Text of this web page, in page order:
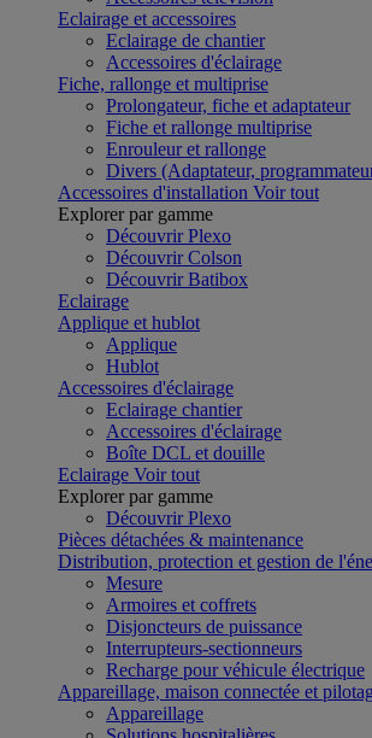
Eclairage et accessoires
Eclairage de chantier
Accessoires d'éclairage
Fiche, rallonge et multiprise
Prolongateur, fiche et adaptateur
Fiche et rallonge multiprise
Enrouleur et rallonge
Divers (Adaptateur,
Accessoires d'installation Voir tout
Explorer par gamme
Découvrir Plexo
Découvrir Colson
Découvrir Batibox
Eclairage
Applique et hublot
Applique
Hublot
Accessoires d'éclairage
Eclairage chantier
Accessoires d'éclairage
Boîte DCL et douille
Eclairage Voir tout
Explorer par gamme
Découvrir Plexo
Pièces détachées & maintenance
Distribution, protection et gestion de
Mesure
Armoires et coffrets
Disjoncteurs de puissance
Interrupteurs-sectionneurs
Recharge pour véhicule électrique
Appareillage, maison connectée et
Appareillage